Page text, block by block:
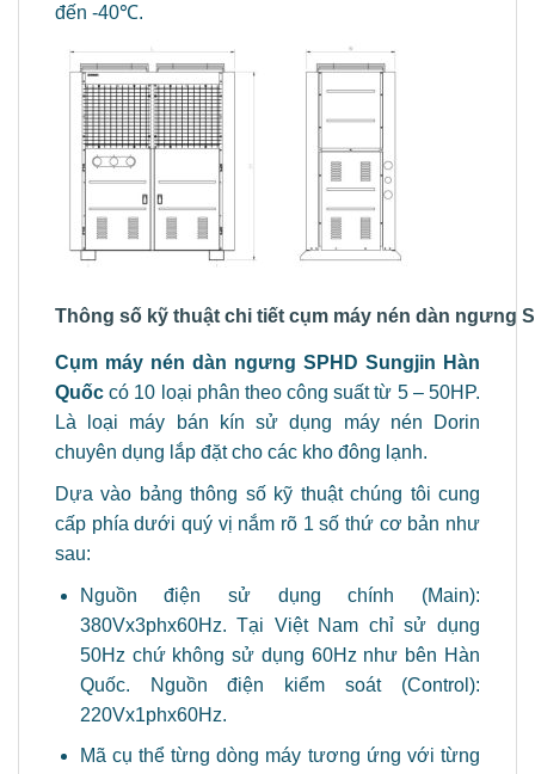
đến -40℃.
Thông số kỹ thuật chi tiết cụm máy nén dàn ngưng
Cụm máy nén dàn ngưng SPHD Sungjin Hàn
Quốc có 10 loại phân theo công suất từ 5 – 50HP.
Là loại máy bán kín sử dụng máy nén Dorin
chuyên dụng lắp đặt cho các kho đông lạnh.
Dựa vào bảng thông số kỹ thuật chúng tôi cung
cấp phía dưới quý vị nắm rõ 1 số thứ cơ bản như
sau:
Nguồn điện sử dụng chính (Main):
380Vx3phx60Hz. Tại Việt Nam chỉ sử dụng
50Hz chứ không sử dụng 60Hz như bên Hàn
Quốc. Nguồn điện kiểm soát (Control):
220Vx1phx60Hz.
Mã cụ thể từng dòng máy tương ứng với từng